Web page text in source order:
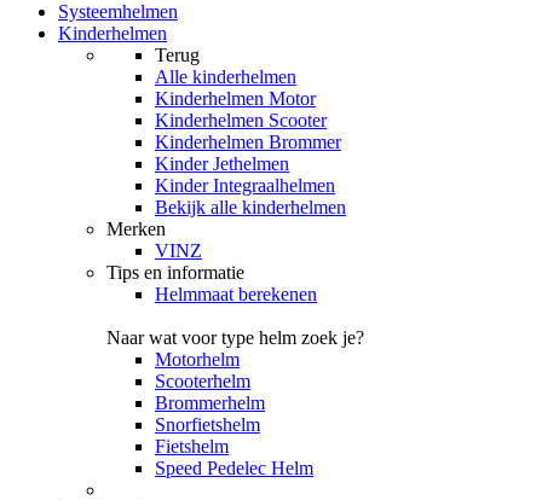
Systeemhelmen
Kinderhelmen
Terug
Alle kinderhelmen
Kinderhelmen Motor
Kinderhelmen Scooter
Kinderhelmen Brommer
Kinder Jethelmen
Kinder Integraalhelmen
Bekijk alle kinderhelmen
Merken
VINZ
Tips en informatie
Helmmaat berekenen
Naar wat voor type helm zoek je?
Motorhelm
Scooterhelm
Brommerhelm
Snorfietshelm
Fietshelm
Speed Pedelec Helm